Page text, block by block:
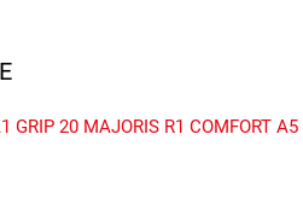
GRIP 20 MAJORIS R1 COMFORT A5